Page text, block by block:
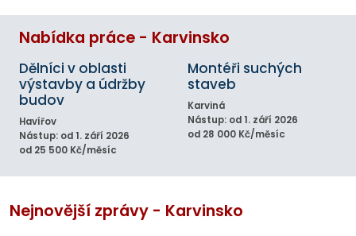
Nabídka práce - Karvinsko
Dělníci v oblasti
výstavby a údržby
budov
Havířov
Nástup: od 1. září 2026
od 25 500 Kč/měsíc
Montéři suchých
staveb
Karviná
Nástup: od 1. září 2026
od 28 000 Kč/měsíc
Nejnovější zprávy - Karvinsko